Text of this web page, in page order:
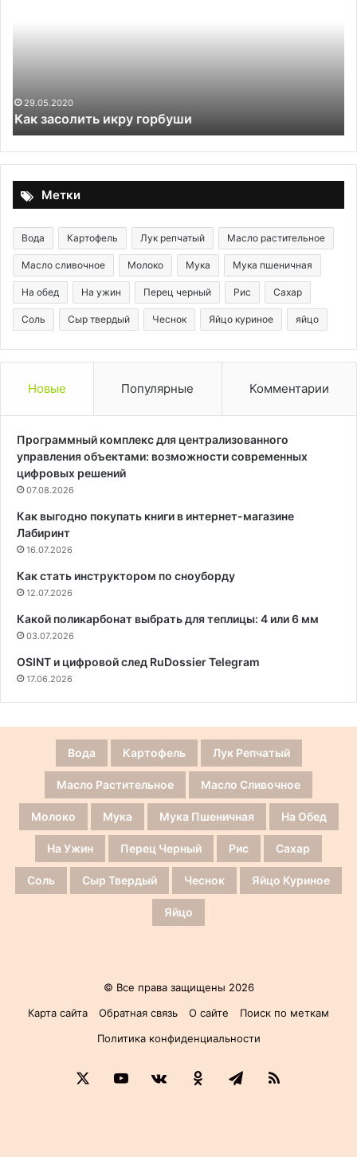
24.06.2024
Эскалоп из курицы с соусом
с
Метки
Вода Картофель Лук репчатый Масло растительное
Масло сливочное Молоко Мука Мука пшеничная
На обед На ужин Перец черный Рис Сахар
Соль Сыр твердый Чеснок Яйцо куриное яйцо
Новые Популярные Комментарии
Программный комплекс для централизованного
управления объектами: возможности современных
цифровых решений
07.08.2026
Как выгодно покупать книги в интернет-магазине
Лабиринт
16.07.2026
Как стать инструктором по сноуборду
12.07.2026
Какой поликарбонат выбрать для теплицы: 4 или 6 мм
03.07.2026
OSINT и цифровой след RuDossier Telegram
17.06.2026
Вода Картофель Лук Репчатый
Масло Растительное Масло Сливочное
Молоко Мука Мука Пшеничная На Обед
На Ужин Перец Черный Рис Сахар
Соль Сыр Твердый Чеснок Яйцо Куриное
Яйцо
© Все права защищены 2026
Карта сайта
Обратная связь О сайте
Поиск по меткам
Политика конфиденциальности
YouTubevk.comОдноклассники
Telegram
RSS